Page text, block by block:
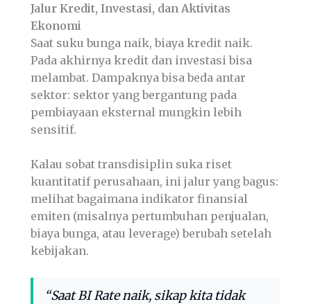
Jalur Kredit, Investasi, dan Aktivitas
Ekonomi
Saat suku bunga naik, biaya kredit naik.
Pada akhirnya kredit dan investasi bisa
melambat. Dampaknya bisa beda antar
sektor: sektor yang bergantung pada
pembiayaan eksternal mungkin lebih
sensitif.
Kalau sobat transdisiplin suka riset
kuantitatif perusahaan, ini jalur yang bagus:
melihat bagaimana indikator finansial
emiten (misalnya pertumbuhan penjualan,
biaya bunga, atau leverage) berubah setelah
kebijakan.
“Saat BI Rate naik, sikap kita tidak